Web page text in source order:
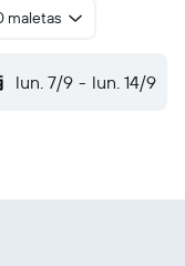
maletas
lun. 7/9 - lun. 14/9